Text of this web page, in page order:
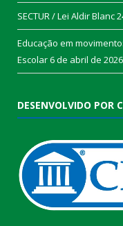
SECTUR / Lei Aldir Blanc
Educação em
Escolar6 de abril de 2026
DESENVOLVIDO POR